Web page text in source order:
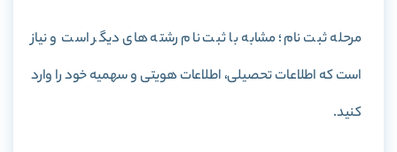
مرحله ثبت نام؛ مشابه با ثبت نام رشته های دیگر است و نیاز
است که اطلاعات تحصیلی، اطلاعات هویتی و سهمیه خود را وارد
کنید.